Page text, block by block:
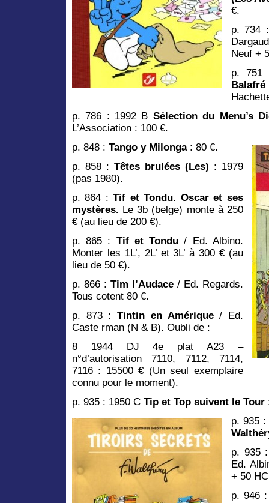
€.
p. 734
Neuf +
p.
Balafré
p. 786 : 1992 B Sélection du Menu’s
L’Association : 100 €.
p. 848 : Tango y Milonga: 80 €.
p. 858 : Têtes brulées (Les) : 1979
(pas 1980).
p. 864 :Tif et Tondu. Oscar et ses
mystères. Le 3b (belge) monte à 250
€ (au lieu de 200 €).
p. 865 : Tif et Tondu / Ed. Albino.
Monter les 1L’, 2L’ et 3L’ à 300 € (au
lieu de 50 €).
p. 866 : Tim l’Audace / Ed. Regards.
Tous cotent 80 €.
p. 873 :Tintin en Amérique/ Ed.
Caste rman (N & B). Oubli de :
8 1944 DJ 4e plat A23 –
n°d’autorisation 7110, 7112, 7114,
7116 : 15500 € (Un seul exemplaire
connu pour le moment).
p. 935 : 1950 C Tip et Top suivent le Tour
p. 935
p. 935
Ed.
+ 50
p. 946